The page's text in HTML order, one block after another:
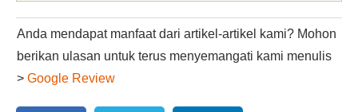
Anda mendapat manfaat dari artikel-artikel kami? Mohon
berikan ulasan untuk terus menyemangati kami menulis
> Google Review